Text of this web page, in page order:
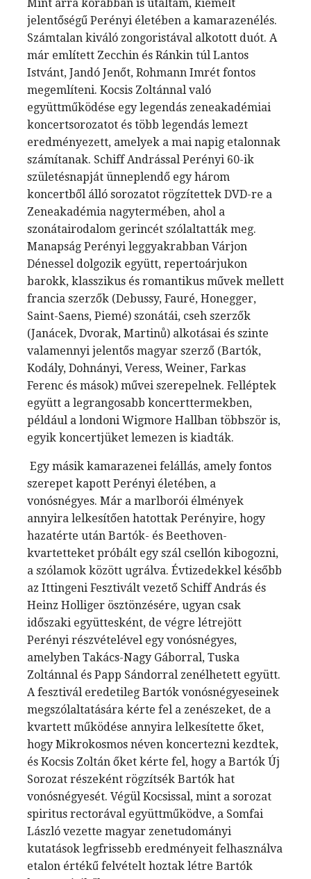
Mint arra korábban is utaltam, kiemelt
jelentőségű Perényi életében a kamarazenélés.
Számtalan kiváló zongoristával alkotott duót. A
már említett Zecchin és Ránkin túl Lantos
Istvánt, Jandó Jenőt, Rohmann Imrét fontos
megemlíteni. Kocsis Zoltánnal való
együttműködése egy legendás zeneakadémiai
koncertsorozatot és több legendás lemezt
eredményezett, amelyek a mai napig etalonnak
számítanak. Schiff Andrással Perényi 60-ik
születésnapját ünneplendő egy három
koncertből álló sorozatot rögzítettek DVD-re a
Zeneakadémia nagytermében, ahol a
szonátairodalom gerincét szólaltatták meg.
Manapság Perényi leggyakrabban Várjon
Dénessel dolgozik együtt, repertoárjukon
barokk, klasszikus és romantikus művek mellett
francia szerzők (Debussy, Fauré, Honegger,
Saint-Saens, Piemé) szonátái, cseh szerzők
(Janácek, Dvorak, Martinů) alkotásai és szinte
valamennyi jelentős magyar szerző (Bartók,
Kodály, Dohnányi, Veress, Weiner, Farkas
Ferenc és mások) művei szerepelnek. Felléptek
együtt a legrangosabb koncerttermekben,
például a londoni Wigmore Hallban többször is,
egyik koncertjüket lemezen is kiadták.
Egy másik kamarazenei felállás, amely fontos
szerepet kapott Perényi életében, a
vonósnégyes. Már a marlborói élmények
annyira lelkesítően hatottak Perényire, hogy
hazatérte után Bartók- és Beethoven-
kvartetteket próbált egy szál csellón kibogozni,
a szólamok között ugrálva. Évtizedekkel később
az Ittingeni Fesztivált vezető Schiff András és
Heinz Holliger ösztönzésére, ugyan csak
időszaki együttesként, de végre létrejött
Perényi részvételével egy vonósnégyes,
amelyben Takács-Nagy Gáborral, Tuska
Zoltánnal és Papp Sándorral zenélhetett együtt.
A fesztivál eredetileg Bartók vonósnégyeseinek
megszólaltatására kérte fel a zenészeket, de a
kvartett működése annyira lelkesítette őket,
hogy Mikrokosmos néven koncertezni kezdtek,
és Kocsis Zoltán őket kérte fel, hogy a Bartók Új
Sorozat részeként rögzítsék Bartók hat
vonósnégyesét. Végül Kocsissal, mint a sorozat
spiritus rectorával együttműködve, a Somfai
László vezette magyar zenetudományi
kutatások legfrissebb eredményeit felhasználva
etalon értékű felvételt hoztak létre Bartók